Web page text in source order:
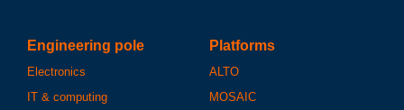
Engineering pole
Electronics
IT & computing
Platforms
ALTO
MOSAIC